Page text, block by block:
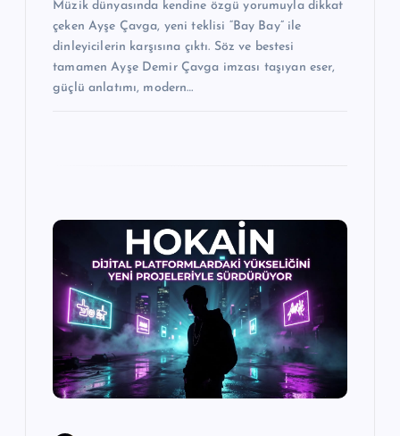
Müzik dünyasında kendine özgü yorumuyla dikkat
çeken Ayşe Çavga, yeni teklisi “Bay Bay” ile
dinleyicilerin karşısına çıktı. Söz ve bestesi
tamamen Ayşe Demir Çavga imzası taşıyan eser,
güçlü anlatımı, modern…